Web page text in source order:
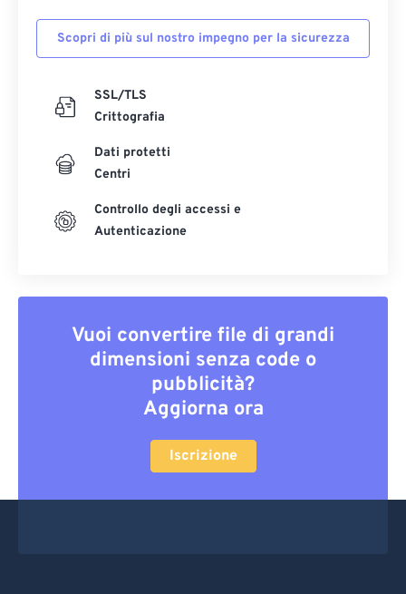
Scopri di più sul nostro impegno per la sicurezza
SSL/TLS
Crittografia
Dati protetti
Centri
Controllo degli accessi e
Autenticazione
Vuoi convertire file di grandi
dimensioni senza code o
pubblicità?
Aggiorna ora
Iscrizione